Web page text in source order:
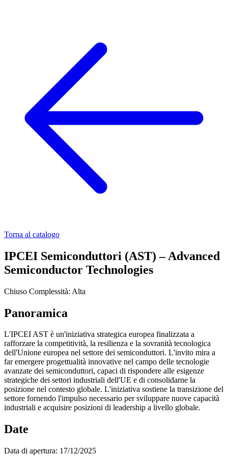
Torna al catalogo
IPCEI Semiconduttori (AST) – Advanced
Semiconductor Technologies
Chiuso Complessità: Alta
Panoramica
L'IPCEI AST è un'iniziativa strategica europea finalizzata a
rafforzare la competitività, la resilienza e la sovranità tecnologica
dell'Unione europea nel settore dei semiconduttori. L'invito mira a
far emergere progettualità innovative nel campo delle tecnologie
avanzate dei semiconduttori, capaci di rispondere alle esigenze
strategiche dei settori industriali dell'UE e di consolidarne la
posizione nel contesto globale. L'iniziativa sostiene la transizione del
settore fornendo l'impulso necessario per sviluppare nuove capacità
industriali e acquisire posizioni di leadership a livello globale.
Date
Data di apertura: 17/12/2025